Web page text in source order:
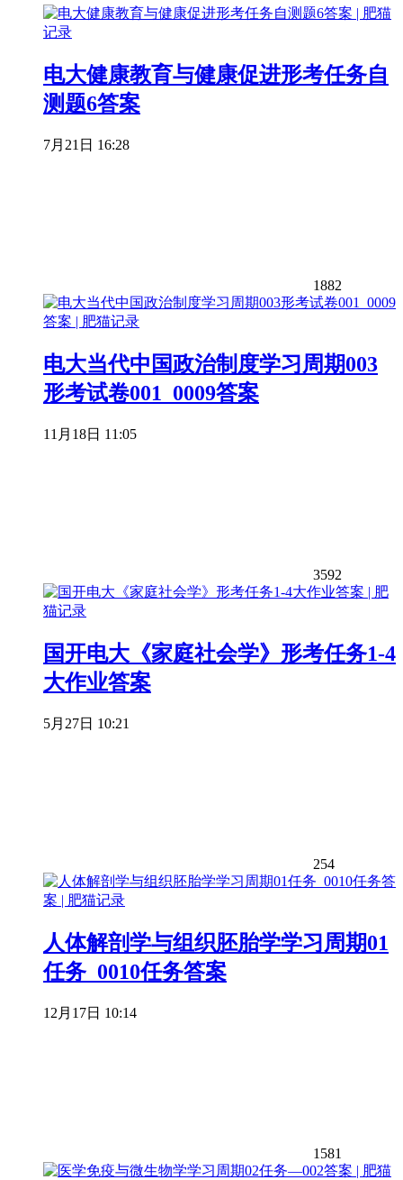
电大健康教育与健康促进形考任务自
测题6答案
7月21日 16:28
1882
电大当代中国政治制度学习周期003
形考试卷001_0009答案
11月18日 11:05
3592
国开电大《家庭社会学》形考任务1-4
大作业答案
5月27日 10:21
254
人体解剖学与组织胚胎学学习周期01
任务_0010任务答案
12月17日 10:14
1581